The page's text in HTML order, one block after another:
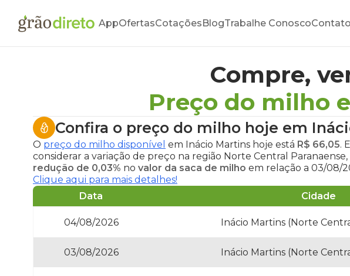
AppOfertasCotaçõesBlogTrabalhe ConoscoContato
Compre,
Preço do milho
Confira o preço do milho hoje em
O preço do milho disponível em Inácio Martins hoje está R$ 66,05.
considerar a variação de preço na região Norte Central
redução de 0,03% no valor da saca de milho em relação a 03/08/
Clique aqui para mais detalhes!
Data
Cidade
04/08/2026 Inácio Martins (Norte
03/08/2026 Inácio Martins (Norte